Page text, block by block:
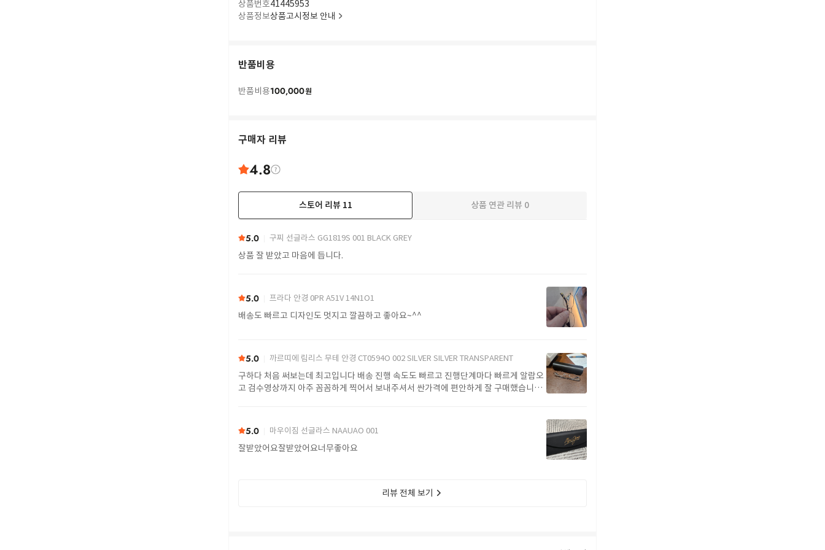
상품번호41445953
상품정보상품고시정보 안내
반품비용
반품비용100,000원
구매자 리뷰
4.8
스토어 리뷰 11 상품 연관 리뷰 0
5.0 구찌 선글라스 GG1819S 001 BLACK GREY
상품 잘 받았고 마음에 듭니다.
5.0 프라다 안경 0PR A51V 14N1O1
배송도 빠르고 디자인도 멋지고 깔끔하고 좋아요~^^
5.0 까르띠에 림리스 무테 안경 CT0594O 002 SILVER SILVER TRANSPARENT
구하다 처음 써보는데 최고입니다 배송 진행 속도도 빠르고 진행단계마다 빠르게 알람오
고 검수영상까지 아주 꼼꼼하게 찍어서 보내주셔서 싼가격에 편안하게 잘 구매했습니다.
5.0 마우이짐 선글라스 NAAUAO 001
잘받았어요잘받았어요너무좋아요
리뷰 전체 보기